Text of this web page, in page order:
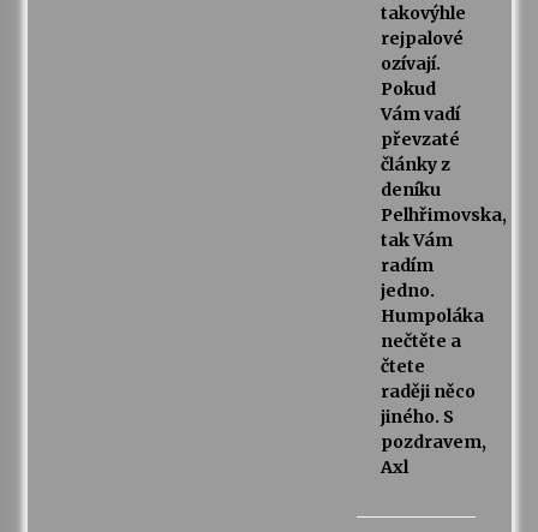
takovýhle
rejpalové
ozívají.
Pokud
Vám vadí
převzaté
články z
deníku
Pelhřimovska,
tak Vám
radím
jedno.
Humpoláka
nečtěte a
čtete
raději něco
jiného. S
pozdravem,
Axl